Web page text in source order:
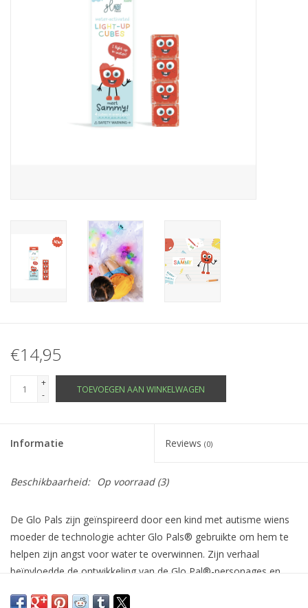
€14,95
+
-
TOEVOEGEN AAN WINKELWAGEN
Informatie Reviews (0)
Beschikbaarheid: Op voorraad(3)
De Glo Pals zijn geïnspireerd door een kind met autisme wiens
moeder de technologie achter Glo Pals® gebruikte om hem te
helpen zijn angst voor water te overwinnen. Zijn verhaal
beïnvloedde de ontwikkeling van de Glo Pal®-personages en